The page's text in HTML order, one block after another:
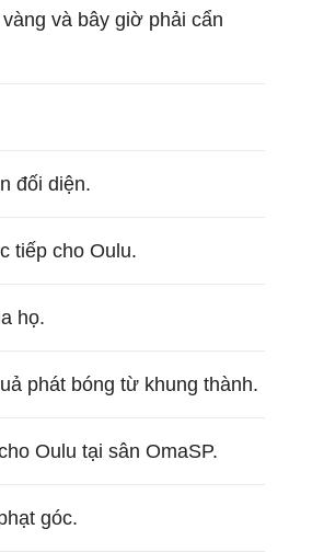
và bây giờ phải cẩn
đối diện.
tiếp cho Oulu.
họ.
phát bóng từ khung thành.
Oulu tại sân OmaSP.
góc.